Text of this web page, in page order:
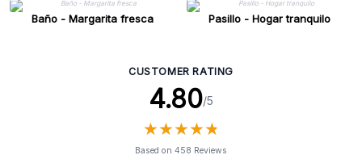
Baño - Margarita fresca Pasillo - Hogar tranquilo
CUSTOMER RATING
4.80/5
★★★★★
★★★★★
Based on 458 Reviews